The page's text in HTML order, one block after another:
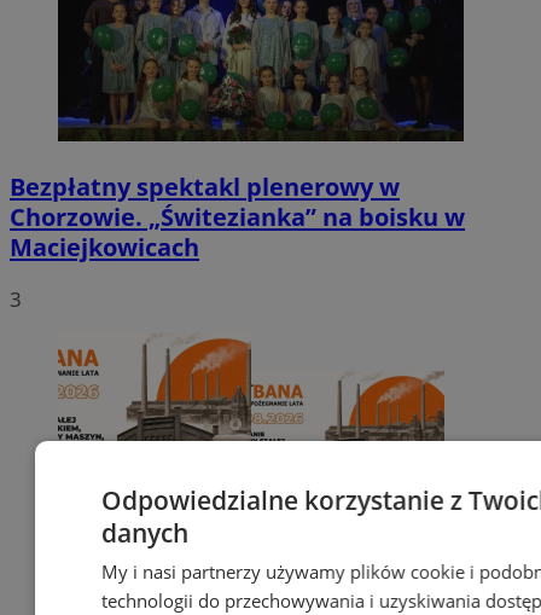
Bezpłatny spektakl plenerowy w
Chorzowie. „Świtezianka” na boisku w
Maciejkowicach
3
Odpowiedzialne korzystanie z
danych
My i nasi partnerzy używamy plików cookie i
technologii do przechowywania i uzyskiwania